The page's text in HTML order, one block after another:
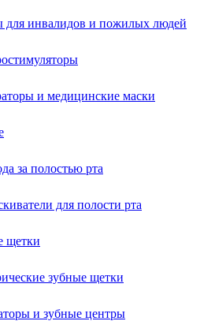
для инвалидов и пожилых людей
и медицинские маски
за полостью рта
для полости рта
щетки
зубные щетки
и зубные центры